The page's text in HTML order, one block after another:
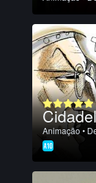
Animação•